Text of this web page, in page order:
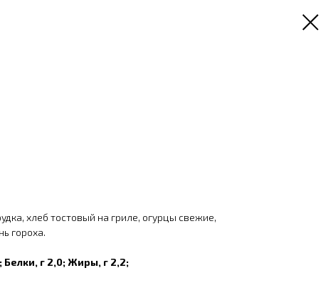
хлеб тостовый на гриле, огурцы свежие,
гороха.
Белки, г 2,0; Жиры, г 2,2;